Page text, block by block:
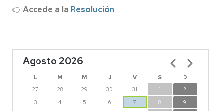
👉Accede a la Resolución
Agosto 2026
L M M J V S
D
27
28 29 30 31 1
2
3
4 5 6 7 8
9
Paginación